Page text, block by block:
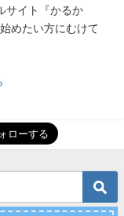
サイト『かるか
めたい方にむけて